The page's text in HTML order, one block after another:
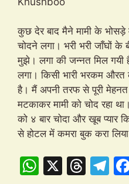
कुछ देर बाद मैने मामी के
चोदने लगा। भरी भरी जाँघों के
मुझे। लगा की जन्नत मिल गयी
लगा। किसी भारी भरकम औरत
है। मैं अपनी तरफ से पूरी
मटकाकर मामी को चोद रहा
को ४ बार चोदा और खूब प्यार
से होटल में कमरा बुक करा
W X
T
T